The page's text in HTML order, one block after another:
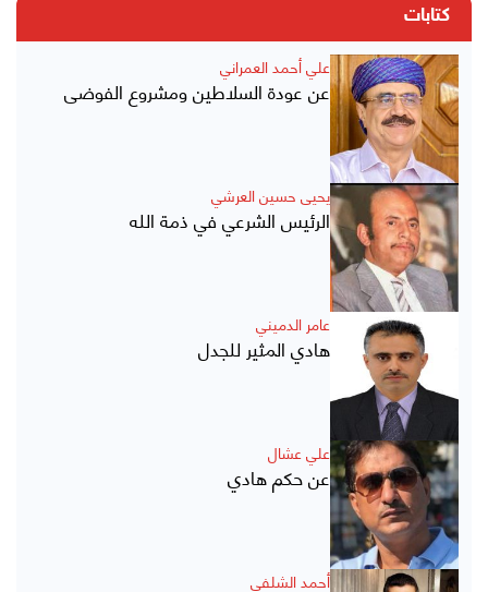
كتابات
علي أحمد العمراني
عن عودة السلاطين ومشروع الفوضى
يحيى حسين العرشي
الرئيس الشرعي في ذمة الله
عامر الدميني
هادي المثير للجدل
علي عشال
عن حكم هادي
أحمد الشلفي